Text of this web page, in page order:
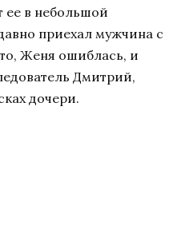
ее в небольшой
приехал мужчина с
Женя ошиблась, и
Дмитрий,
дочери.